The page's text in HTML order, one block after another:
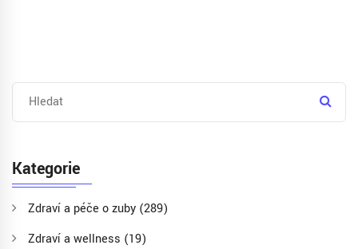
Kategorie
Zdraví a péče o zuby (289)
Zdraví a wellness (19)